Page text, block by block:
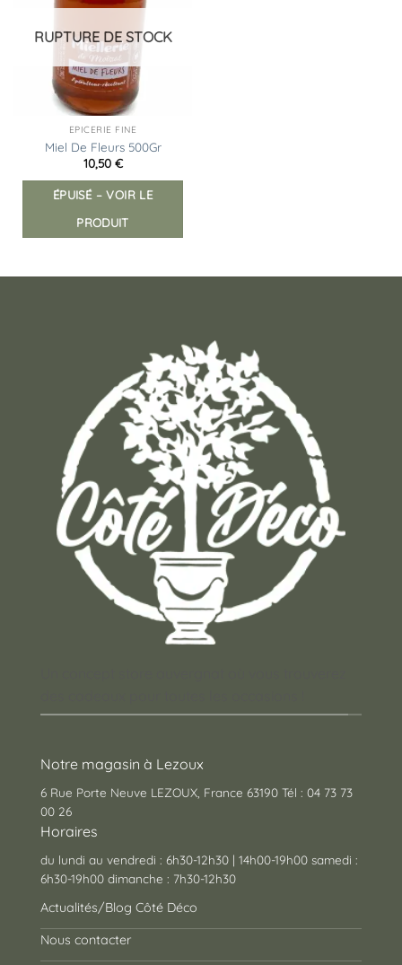
RUPTURE DE STOCK
EPICERIE FINE
Miel De Fleurs 500Gr
10,50 €
ÉPUISÉ – VOIR LE
PRODUIT
Notre magasin à Lezoux
6 Rue Porte Neuve LEZOUX, France 63190 Tél : 04 73 73
00 26
Horaires
du lundi au vendredi : 6h30-12h30 | 14h00-19h00 samedi :
6h30-19h00 dimanche : 7h30-12h30
Actualités/Blog Côté Déco
Nous contacter